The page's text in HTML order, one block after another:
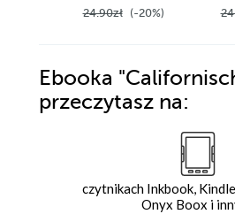
24.90zł (-20%)
Ebooka
przeczytasz na:
czytnikach Inkbook,
Onyx Boox i